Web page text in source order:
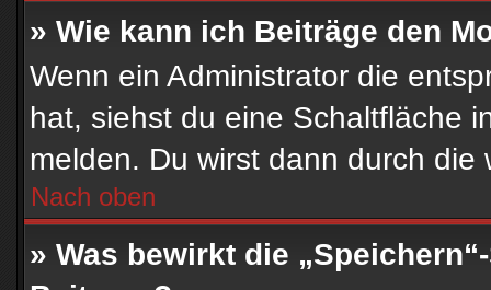
» Wie kann ich Beiträge den
Wenn ein Administrator die
hat, siehst du eine Schaltfläche
melden. Du wirst dann durch
Nach oben
» Was bewirkt die